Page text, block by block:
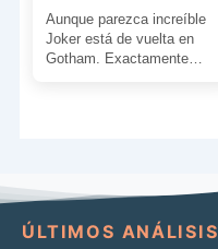
Aunque parezca increíble
Joker está de vuelta en
Gotham. Exactamente
ÚLTIMOS ANÁLISIS